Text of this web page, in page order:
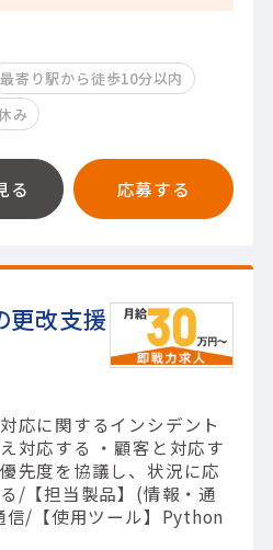
最寄り駅から徒歩10分以内
み
る 応募する
更改支援
応に関するインシデント
対応する ・顧客と対応す
先度を協議し、状況に応
/【担当製品】(情報・通
信/【使用ツール】Python